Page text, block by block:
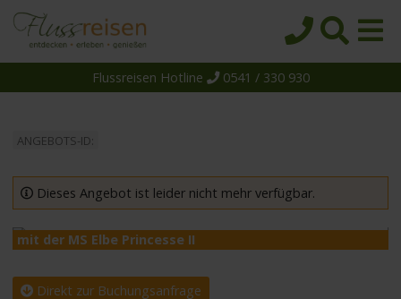
Reiseziele
Themen
Reedereien
Schiffe
Über uns
Flussreisen Hotline 0541 / 330 930
ANGEBOTS-ID:
Dieses Angebot ist leider nicht mehr verfügbar.
mit der MS Elbe Princesse II
Direkt zur Buchungsanfrage